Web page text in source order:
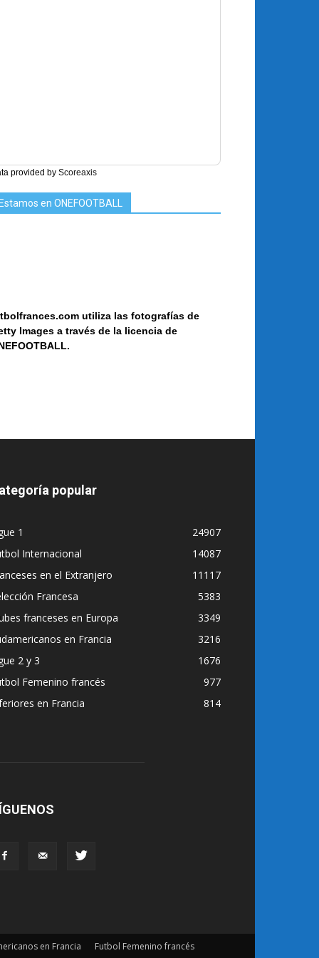
provided by Scoreaxis
Estamos en ONEFOOTBALL
utiliza las fotografías de
Images a través de la licencia de
OOTBALL.
popular
1
24907
Internacional
14087
en el Extranjero
11117
Francesa
5383
franceses en Europa
3349
en Francia
3216
2 y 3
1676
Femenino francés
977
en Francia
814
en Francia
Futbol Femenino francés